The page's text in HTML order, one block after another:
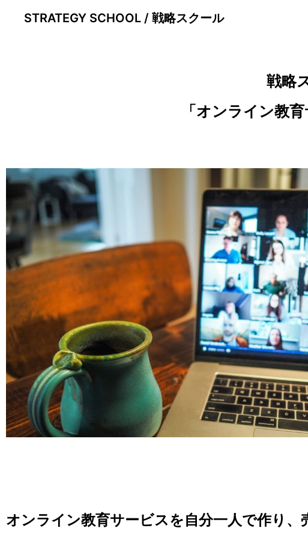
STRATEGY SCHOOL / 戦略スクール
戦略
「オンライン教
オンライン教育サービスを自分一人で作り、